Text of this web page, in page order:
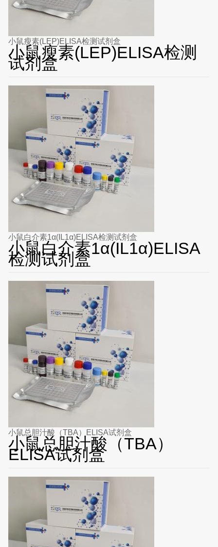
小鼠瘦素(LEP)ELISA检测试剂盒
小鼠瘦素(LEP)ELISA检测
试剂盒
小鼠白介素1α(IL1α)ELISA检测试剂盒
小鼠白介素1α(IL1α)ELISA
检测试剂盒
小鼠总胆汁酸（TBA）ELISA试剂盒
小鼠总胆汁酸（TBA）
ELISA试剂盒